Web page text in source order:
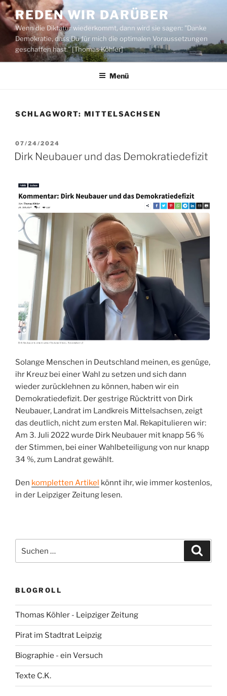
Zum
Inhalt
springen
REDEN WIR DARÜBER
Wenn die Diktatur wiederkommt, dann wird sie sagen: "Danke
Demokratie, dass Du für mich die optimalen Voraussetzungen
geschaffen hast." [Thomas Köhler]
Menü
SCHLAGWORT: MITTELSACHSEN
VERÖFFENTLICHT
AM
07/24/2024
Dirk Neubauer und das Demokratiedefizit
Solange Menschen in Deutschland meinen, es genüge,
ihr Kreuz bei einer Wahl zu setzen und sich dann
wieder zurücklehnen zu können, haben wir ein
Demokratiedefizit. Der gestrige Rücktritt von Dirk
Neubauer, Landrat im Landkreis Mittelsachsen, zeigt
das deutlich, nicht zum ersten Mal. Rekapitulieren wir:
Am 3. Juli 2022 wurde Dirk Neubauer mit knapp 56 %
der Stimmen, bei einer Wahlbeteiligung von nur knapp
34 %, zum Landrat gewählt.
Den kompletten Artikel könnt ihr, wie immer kostenlos,
in der Leipziger Zeitung lesen.
nach:
BLOGROLL
Thomas Köhler - Leipziger Zeitung
Pirat im Stadtrat Leipzig
Biographie - ein Versuch
Texte C.K.